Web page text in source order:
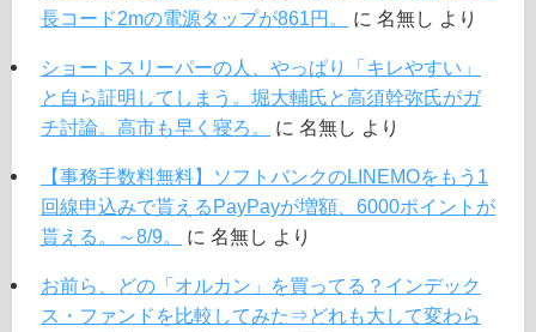
長コード2mの電源タップが861円。
に 名無し より
ショートスリーパーの人、やっぱり「キレやすい」
と自ら証明してしまう。堀大輔氏と高須幹弥氏がガ
チ討論。高市も早く寝ろ。
に 名無し より
【事務手数料無料】ソフトバンクのLINEMOをもう1
回線申込みで貰えるPayPayが増額、6000ポイントが
貰える。～8/9。
に 名無し より
お前ら、どの「オルカン」を買ってる？インデック
ス・ファンドを比較してみた⇒どれも大して変わら